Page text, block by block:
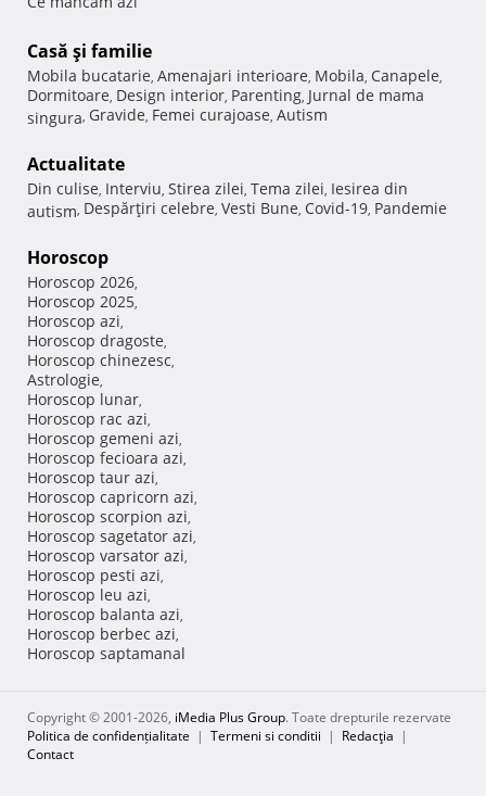
Casă şi familie
Mobila bucatarie, Amenajari interioare, Mobila, Canapele,
Dormitoare, Design interior, Parenting, Jurnal de mama
singura, Gravide, Femei curajoase, Autism
Actualitate
Din culise, Interviu, Stirea zilei, Tema zilei, Iesirea din
autism, Despărţiri celebre, Vesti Bune, Covid-19, Pandemie
Horoscop
Horoscop 2026,
Horoscop 2025,
Horoscop azi,
Horoscop dragoste,
Horoscop chinezesc,
Astrologie,
Horoscop lunar,
Horoscop rac azi,
Horoscop gemeni azi,
Horoscop fecioara azi,
Horoscop taur azi,
Horoscop capricorn azi,
Horoscop scorpion azi,
Horoscop sagetator azi,
Horoscop varsator azi,
Horoscop pesti azi,
Horoscop leu azi,
Horoscop balanta azi,
Horoscop berbec azi,
Horoscop saptamanal
Copyright © 2001-2026, iMedia Plus Group. Toate drepturile rezervate
Politica de confidențialitate | Termeni si conditii | Redacţia |
Contact